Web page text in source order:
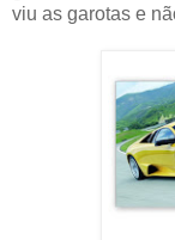
viu as garotas e